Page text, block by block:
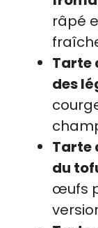
râpé
Tarte
des
Tarte
du
œufs